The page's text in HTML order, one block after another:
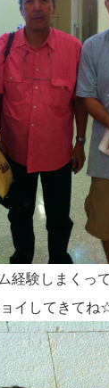
経験しまくっ
イしてきてね